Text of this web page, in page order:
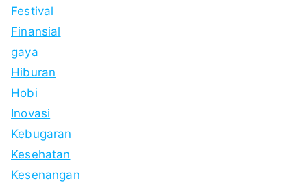
Festival
Finansial
gaya
Hiburan
Hobi
Inovasi
Kebugaran
Kesehatan
Kesenangan